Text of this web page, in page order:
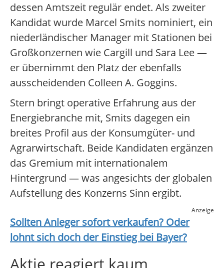
dessen Amtszeit regulär endet. Als zweiter
Kandidat wurde Marcel Smits nominiert, ein
niederländischer Manager mit Stationen bei
Großkonzernen wie Cargill und Sara Lee —
er übernimmt den Platz der ebenfalls
ausscheidenden Colleen A. Goggins.
Stern bringt operative Erfahrung aus der
Energiebranche mit, Smits dagegen ein
breites Profil aus der Konsumgüter- und
Agrarwirtschaft. Beide Kandidaten ergänzen
das Gremium mit internationalem
Hintergrund — was angesichts der globalen
Aufstellung des Konzerns Sinn ergibt.
Anzeige
Sollten Anleger sofort verkaufen? Oder
lohnt sich doch der Einstieg bei Bayer?
Aktie reagiert kaum